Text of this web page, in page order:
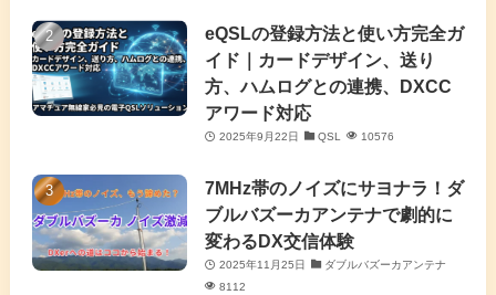
(4)
(2)
(5)
(11)
eQSLの登録方法と使い方完全ガ
イド｜カードデザイン、送り
方、ハムログとの連携、DXCC
アワード対応
2025年9月22日 QSL 10576
7MHz帯のノイズにサヨナラ！ダ
ブルバズーカアンテナで劇的に
変わるDX交信体験
2025年11月25日
ダブルバズーカアンテナ
8112